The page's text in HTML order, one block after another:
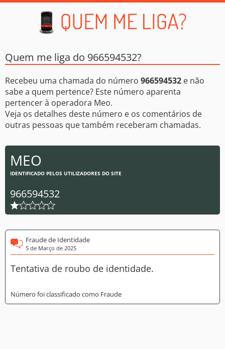
Quem me liga do 966594532?
Recebeu uma chamada do número 966594532 e não
sabe a quem pertence? Este número aparenta
pertencer à operadora Meo.
Veja os detalhes deste número e os comentários de
outras pessoas que também receberam chamadas.
MEO
IDENTIFICADO PELOS UTILIZADORES DO SITE
966594532
Fraude de Identidade
5 de Março de 2025
Tentativa de roubo de identidade.
Número foi classificado como Fraude